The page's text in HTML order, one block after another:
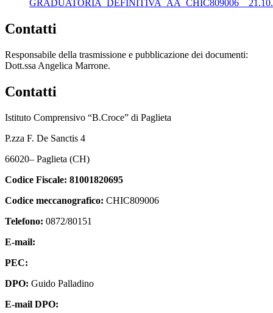
Contatti
Responsabile della trasmissione e pubblicazione dei documenti:
Dott.ssa Angelica Marrone.
Contatti
Istituto Comprensivo “B.Croce” di Paglieta
P.zza F. De Sanctis 4
66020– Paglieta (CH)
Codice Fiscale: 81001820695
Codice meccanografico: CHIC809006
Telefono: 0872/80151
E-mail:
PEC:
DPO: Guido Palladino
E-mail DPO: